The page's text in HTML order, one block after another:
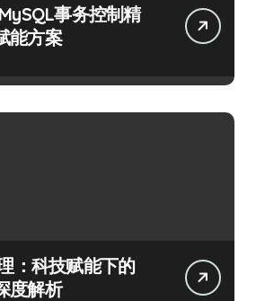
事务控制精
能方案
：科技赋能下的
度解析